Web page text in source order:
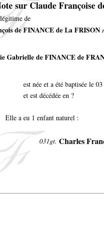
de
de FINANCE de La FRISON
Gabrielle de FINANCE de
est née et a été baptisée le
et est décédée en ?
Elle a eu 1 enfant naturel :
031gt. Charles